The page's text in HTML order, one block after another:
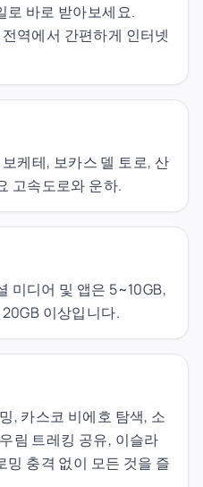
로 바로 받아보세요.
역에서 간편하게 인터넷
케테, 보카스 델 토로, 산
고속도로와 운하.
미디어 및 앱은 5~10GB,
이상입니다.
, 카스코 비에호 탐색, 소
림 트레킹 공유, 이슬라
밍 충격 없이 모든 것을 즐